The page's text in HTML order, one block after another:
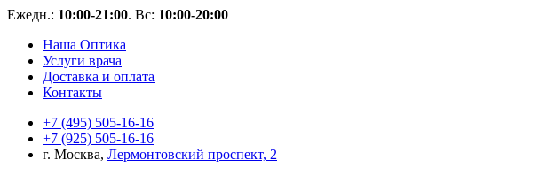
Ежедн.: 10:00-21:00. Вс: 10:00-20:00
Наша Оптика
Услуги врача
Доставка и оплата
Контакты
+7 (495) 505-16-16
+7 (925) 505-16-16
г. Москва, Лермонтовский проспект, 2